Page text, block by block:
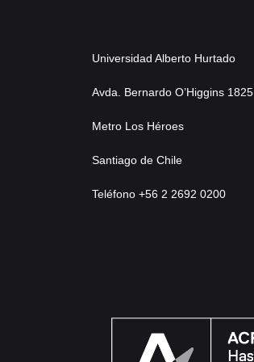
Universidad Alberto Hurtado
Avda. Bernardo O’Higgins 1825
Metro Los Héroes
Santiago de Chile
Teléfono +56 2 2692 0200